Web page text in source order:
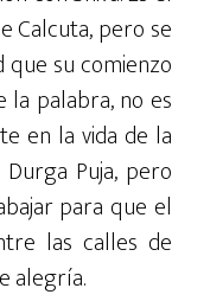
Calcuta, pero se
que su comienzo
la palabra, no es
en la vida de la
Puja, pero
para que el
las calles de
alegría.